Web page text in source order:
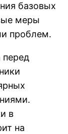
базовых
меры
проблем.
перед
в
на